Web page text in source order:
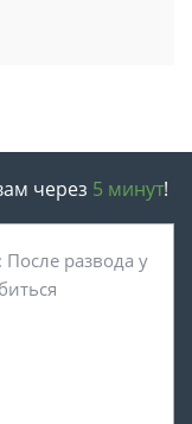
через 5 минут!